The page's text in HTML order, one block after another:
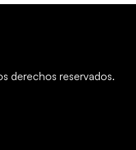
derechos reservados.